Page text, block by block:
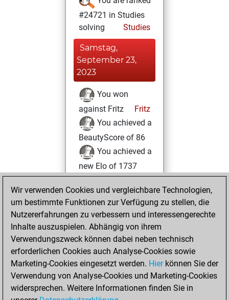
#24721 in Studies
solving
Studies
Samstag,
September 23,
2023
You won
against Fritz
Fritz
You achieved a
BeautyScore of 86
You achieved a
new Elo of 1737
Mittwoch,
September 13,
2023
You created
your Studies account
Studies
Dienstag,
April 4, 2023
Wir verwenden Cookies und vergleichbare Technologien,
um bestimmte Funktionen zur Verfügung zu stellen, die
Nutzererfahrungen zu verbessern und interessengerechte
Inhalte auszuspielen. Abhängig von ihrem
Verwendungszweck können dabei neben technisch
erforderlichen Cookies auch Analyse-Cookies sowie
Marketing-Cookies eingesetzt werden. Hierkönnen Sie der
Verwendung von Analyse-Cookies und Marketing-Cookies
widersprechen. Weitere Informationen finden Sie in